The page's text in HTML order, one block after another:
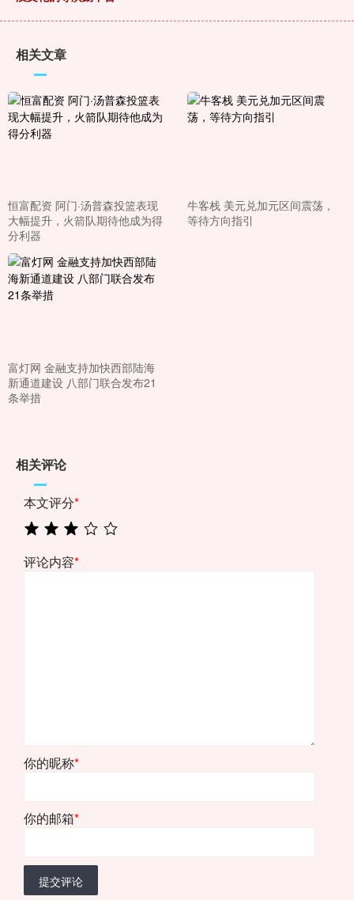
相关文章
恒富配资 阿门·汤普森投篮表现
大幅提升，火箭队期待他成为得
分利器
牛客栈 美元兑加元区间震荡，
等待方向指引
富灯网 金融支持加快西部陆海
新通道建设 八部门联合发布21
条举措
相关评论
本文评分*
评论内容*
你的昵称*
你的邮箱*
提交评论